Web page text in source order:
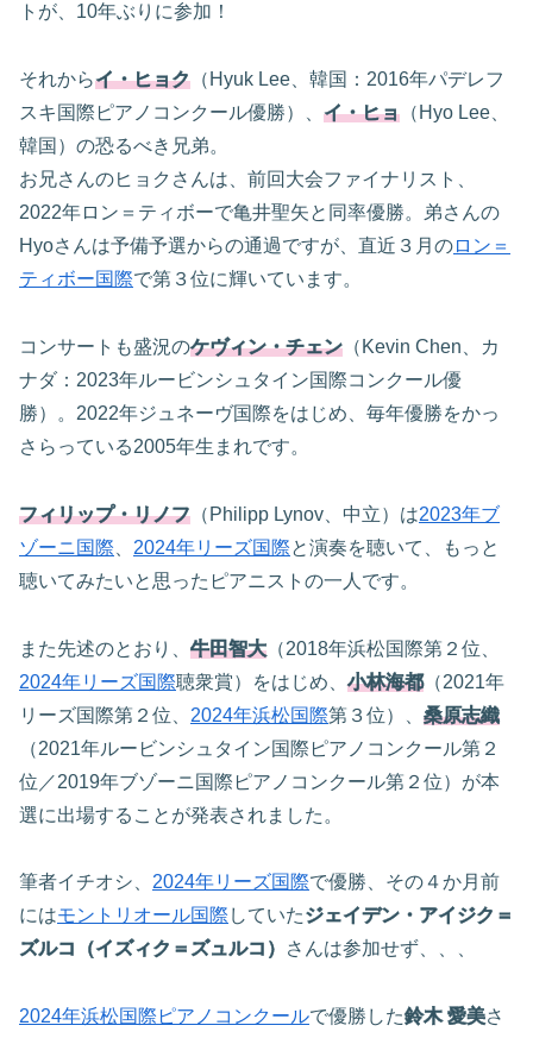
トが、10年ぶりに参加！
それからイ・ヒョク （Hyuk Lee、韓国：2016年パデレフ
スキ国際ピアノコンクール優勝）、 イ・ヒョ （Hyo Lee、
韓国）の恐るべき兄弟。
お兄さんのヒョクさんは、前回大会ファイナリスト、
2022年ロン＝ティボーで亀井聖矢と同率優勝。弟さんの
Hyoさんは予備予選からの通過ですが、直近３月のロン＝
ティボー国際で第３位に輝いています。
コンサートも盛況のケヴィン・チェン （Kevin Chen、カ
ナダ：2023年ルービンシュタイン国際コンクール優
勝）。2022年ジュネーヴ国際をはじめ、毎年優勝をかっ
さらっている2005年生まれです。
フィリップ・リノフ （Philipp Lynov、中立）は2023年ブ
ゾーニ国際
2024年リーズ国際と演奏を聴いて、もっと
聴いてみたいと思ったピアニストの一人です。
また先述のとおり、 牛田智大 （2018年浜松国際第２位、
2024年リーズ国際聴衆賞）をはじめ、小林海都（2021年
リーズ国際第２位、 2024年浜松国際第３位）、 桑原志織
（2021年ルービンシュタイン国際ピアノコンクール第２
位／2019年ブゾーニ国際ピアノコンクール第２位）が本
選に出場することが発表されました。
筆者イチオシ、 2024年リーズ国際で優勝、その４か月前
にはモントリオール国際していたジェイデン・アイジク＝
ズルコ（イズィク＝ズュルコ）
さんは参加せず、、、
2024年浜松国際ピアノコンクールで優勝した鈴木 愛美さ